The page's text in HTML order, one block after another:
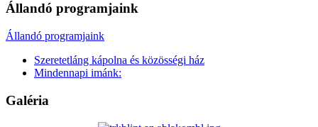
Állandó programjaink
Állandó programjaink
Szeretetláng kápolna és közösségi ház
Mindennapi imánk:
Galéria